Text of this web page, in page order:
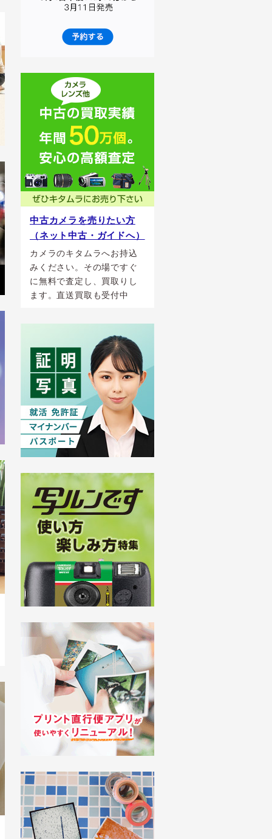
中古カメラを売りたい方
（ネット中古・ガイドへ）
カメラのキタムラへお持込
みください。その場ですぐ
に無料で査定し、買取りし
ます。直送買取も受付中